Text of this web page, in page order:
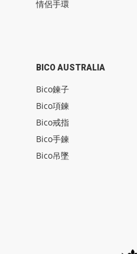
情侶手環
BICO AUSTRALIA
Bico鍊子
Bico項鍊
Bico戒指
Bico手鍊
Bico吊墜